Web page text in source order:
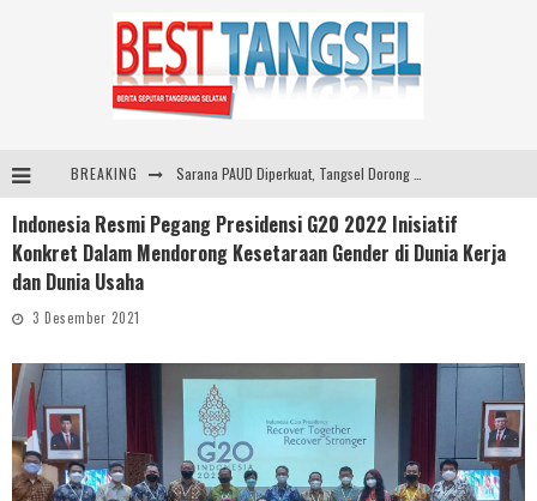
BREAKING
Santika Indonesia Hotels & Resorts Kenalkan Dunia Perhotelan Kepada Anak-anak Asuhan SOS Children’s Villages di Indonesia
Indonesia Resmi Pegang Presidensi G20 2022 Inisiatif
Konkret Dalam Mendorong Kesetaraan Gender di Dunia Kerja
dan Dunia Usaha
3 Desember 2021